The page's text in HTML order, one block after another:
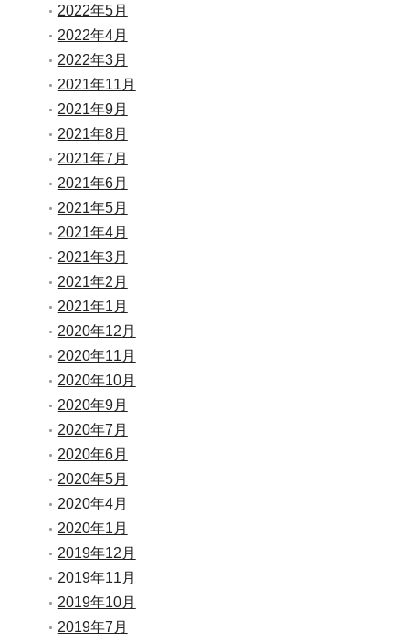
2022年5月
2022年4月
2022年3月
2021年11月
2021年9月
2021年8月
2021年7月
2021年6月
2021年5月
2021年4月
2021年3月
2021年2月
2021年1月
2020年12月
2020年11月
2020年10月
2020年9月
2020年7月
2020年6月
2020年5月
2020年4月
2020年1月
2019年12月
2019年11月
2019年10月
2019年7月